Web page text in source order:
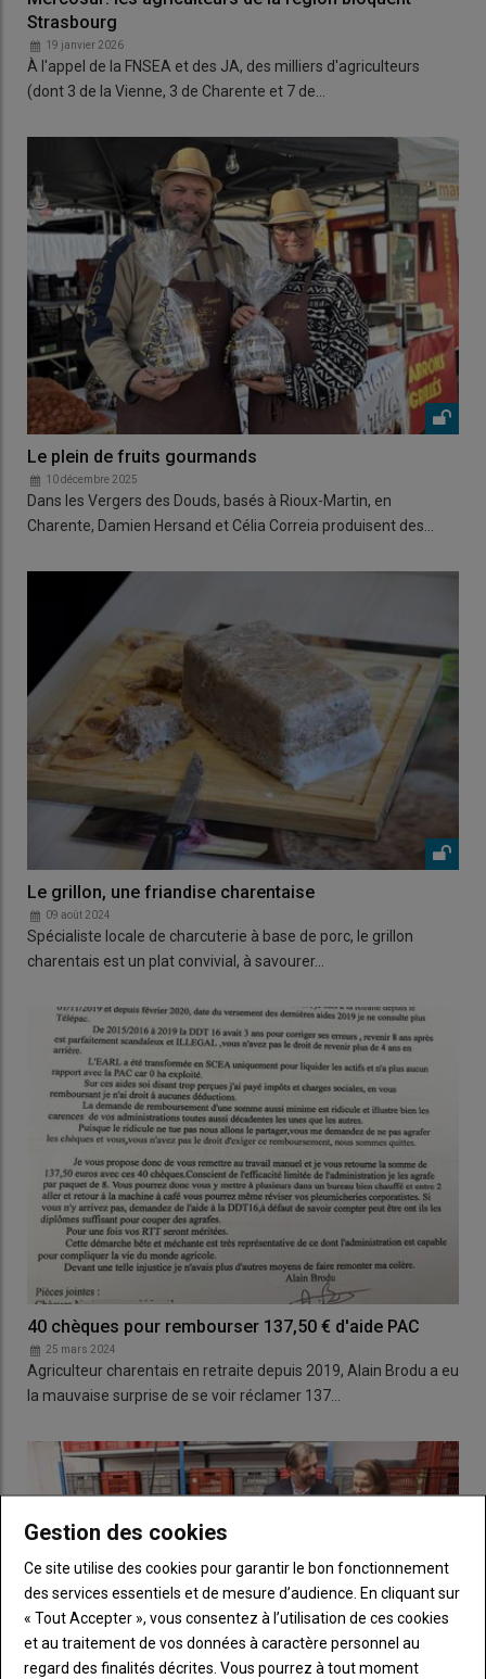
Strasbourg
19 janvier 2026
À l'appel de la FNSEA et des JA, des milliers d'agriculteurs
(dont 3 de la Vienne, 3 de Charente et 7 de…
Le plein de fruits gourmands
10 décembre 2025
Dans les Vergers des Douds, basés à Rioux-Martin, en
Charente, Damien Hersand et Célia Correia produisent des…
Le grillon, une friandise charentaise
09 août 2024
Spécialiste locale de charcuterie à base de porc, le grillon
charentais est un plat convivial, à savourer…
40 chèques pour rembourser 137,50 € d'aide PAC
25 mars 2024
Agriculteur charentais en retraite depuis 2019, Alain Brodu a eu
la mauvaise surprise de se voir réclamer 137…
Gestion des cookies
Ce site utilise des cookies pour garantir le bon fonctionnement
des services essentiels et de mesure d’audience. En cliquant sur
« Tout Accepter », vous consentez à l’utilisation de ces cookies
et au traitement de vos données à caractère personnel au
regard des finalités décrites. Vous pourrez à tout moment